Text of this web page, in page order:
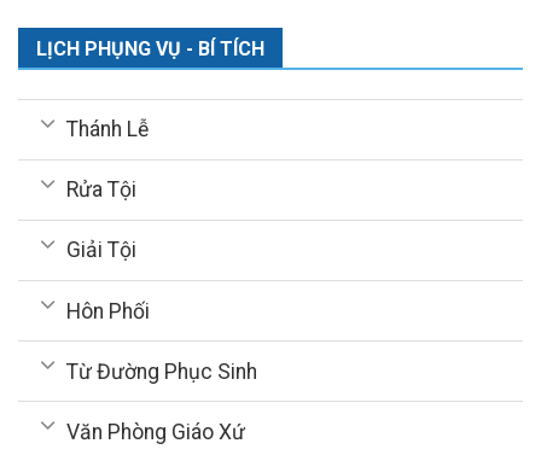
LỊCH PHỤNG VỤ - BÍ TÍCH
Thánh Lễ
Rửa Tội
Giải Tội
Hôn Phối
Từ Đường Phục Sinh
Văn Phòng Giáo Xứ